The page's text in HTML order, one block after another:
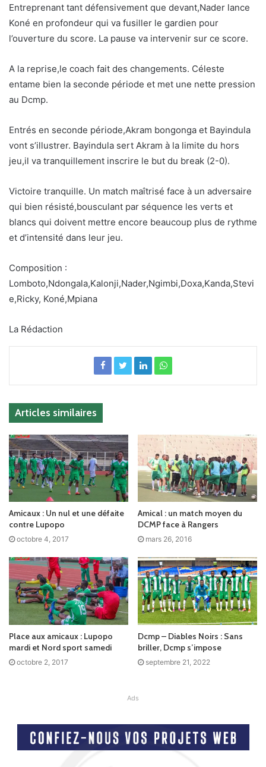
Entreprenant tant défensivement que devant,Nader lance
Koné en profondeur qui va fusiller le gardien pour
l’ouverture du score. La pause va intervenir sur ce score.
A la reprise,le coach fait des changements. Céleste
entame bien la seconde période et met une nette pression
au Dcmp.
Entrés en seconde période,Akram bongonga et Bayindula
vont s’illustrer. Bayindula sert Akram à la limite du hors
jeu,il va tranquillement inscrire le but du break (2-0).
Victoire tranquille. Un match maîtrisé face à un adversaire
qui bien résisté,bousculant par séquence les verts et
blancs qui doivent mettre encore beaucoup plus de rythme
et d’intensité dans leur jeu.
Composition :
Lomboto,Ndongala,Kalonji,Nader,Ngimbi,Doxa,Kanda,Stevi
e,Ricky, Koné,Mpiana
La Rédaction
Articles similaires
Amicaux : Un nul et une défaite
contre Lupopo
octobre 4, 2017
Amical : un match moyen du
DCMP face à Rangers
mars 26, 2016
Place aux amicaux : Lupopo
mardi et Nord sport samedi
octobre 2, 2017
Dcmp – Diables Noirs : Sans
briller, Dcmp s’impose
septembre 21, 2022
Ads